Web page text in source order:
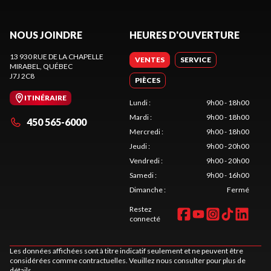
NOUS JOINDRE
13 930 RUE DE LA CHAPELLE
MIRABEL, QUÉBEC
J7J 2C8
ITINÉRAIRE
450 565-6000
HEURES D'OUVERTURE
VENTES SERVICE
PIÈCES
Lundi:
9h00 - 18h00
Mardi:
9h00 - 18h00
Mercredi:
9h00 - 18h00
Jeudi:
9h00 - 20h00
Vendredi:
9h00 - 20h00
Samedi:
9h00 - 16h00
Dimanche: Fermé
Restez
connecté
Les données affichées sont à titre indicatif seulement et ne peuvent être
considérées comme contractuelles. Veuillez nous consulter pour plus de